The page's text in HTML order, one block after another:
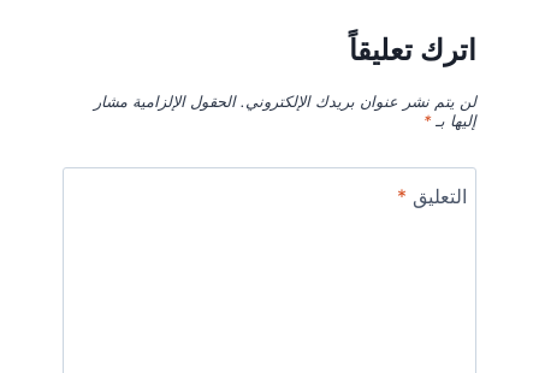
اترك تعليقاً
لن يتم نشر عنوان بريدك الإلكتروني. الحقول الإلزامية مشار
إليها بـ*
التعليق *